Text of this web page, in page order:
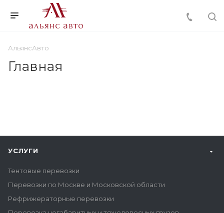
АльянсАвто
Главная
УСЛУГИ
Тентовые перевозки
Перевозки по Москве и Московской области
Рефрижераторные перевозки